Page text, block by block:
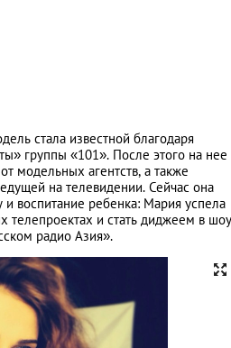
стала известной благодаря
группы «101». После этого на нее
модельных агентств, а также
на телевидении. Сейчас она
воспитание ребенка: Мария успела
телепроектах и стать диджеем в шоу
радио Азия».